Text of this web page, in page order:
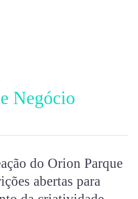
Negócio
do Orion Parque
abertas para